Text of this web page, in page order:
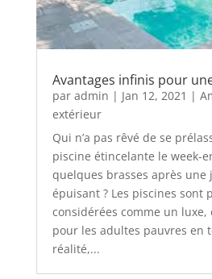
Avantages infinis pour
par admin | Jan 12, 2021 |
extérieur
Qui n’a pas rêvé de se
piscine étincelante le week-
quelques brasses après une
épuisant ? Les piscines sont
considérées comme un
pour les adultes pauvres en
réalité,...